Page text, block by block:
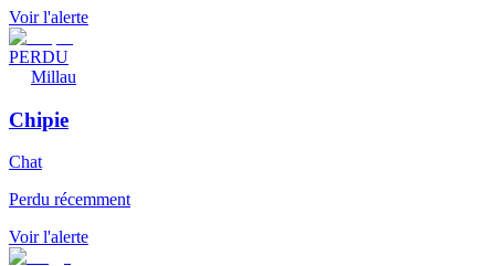
Voir l'alerte
PERDU
Millau
Chipie
Chat
Perdu récemment
Voir l'alerte